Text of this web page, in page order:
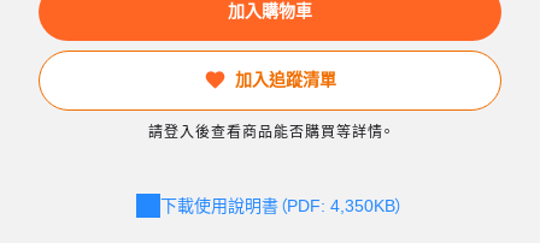
加入購物車
加入追蹤清單
請登入後查看商品能否購買等詳情。
下載使用說明書（PDF: 4,350KB）